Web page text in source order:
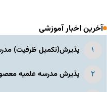
آخرین اخبار آموزشی
پذیرش(تکمیل ظرفیت)
پذیرش مدرسه علمیه